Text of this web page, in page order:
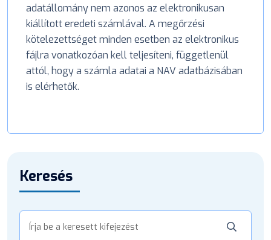
adatállomány nem azonos az elektronikusan
kiállított eredeti számlával. A megőrzési
kötelezettséget minden esetben az elektronikus
fájlra vonatkozóan kell teljesíteni, függetlenül
attól, hogy a számla adatai a NAV adatbázisában
is elérhetők.
Keresés